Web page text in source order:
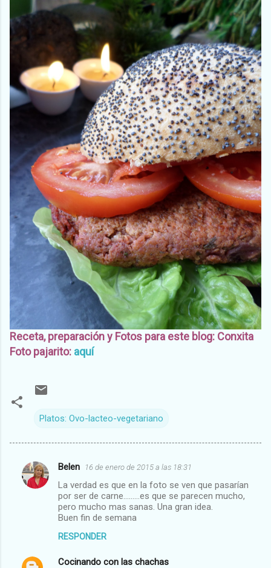
Receta, preparación y Fotos para este blog: Conxita
Foto pajarito: aquí
Platos: Ovo-lacteo-vegetariano
C
t
Belen 16 de enero de 2015 a las 18:31
La verdad es que en la foto se ven que pasarían
por ser de carne.........es que se parecen mucho,
pero mucho mas sanas. Una gran idea.
Buen fin de semana
RESPONDER
Cocinando con las chachas